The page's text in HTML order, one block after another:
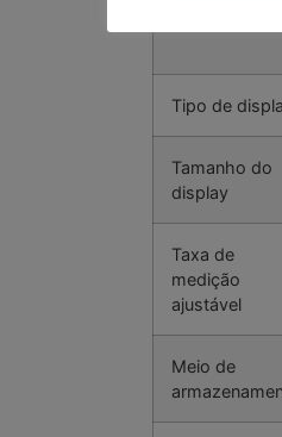
Tipo de
Tamanho do
display
Taxa de
medição
ajustável
Meio de